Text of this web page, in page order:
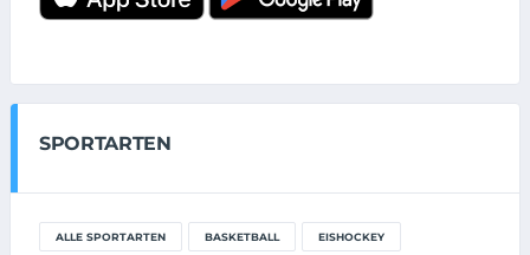
SPORTARTEN
ALLE SPORTARTEN BASKETBALL EISHOCKEY